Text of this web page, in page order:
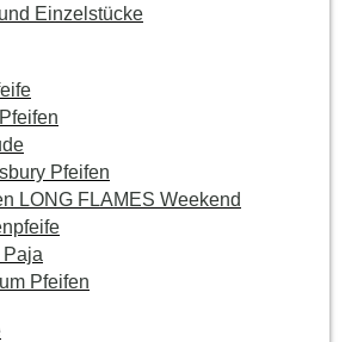
Einzelstücke
Pfeifen
LONG FLAMES Weekend
Paja
Pfeifen